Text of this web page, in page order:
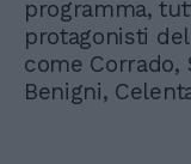
programma,
protagonisti
come Corrado,
Benigni,